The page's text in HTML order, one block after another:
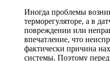
Иногда проблемы
терморегуляторе, а в
повреждении или
впечатление, что
фактически причина
системы. Поэтому